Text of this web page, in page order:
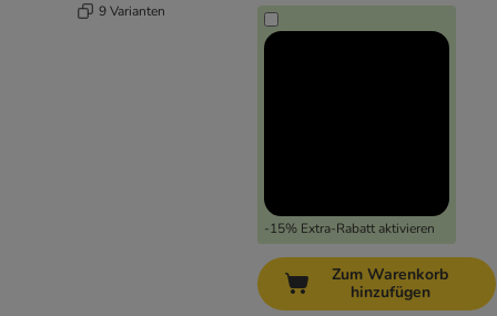
9 Varianten
-15% Extra-Rabatt aktivieren
Zum Warenkorb
hinzufügen